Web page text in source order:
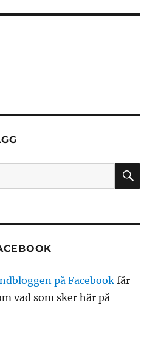
på Facebookfår
vad som sker här på